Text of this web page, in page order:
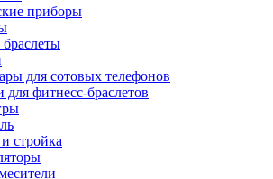
приборы
для сотовых телефонов
фитнесс-браслетов
стройка